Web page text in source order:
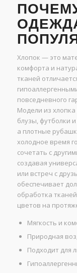
Хлопок — это
комфорта и
тканей
повседневного
Модели из хлопка
блузы, футболки
а плотные
холодное время
сочетать с
создавая
или встреч с
обеспечивает
обработка
цветов на
Мягкость и
Природная
Подходит для